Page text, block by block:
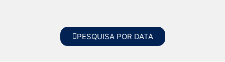
PESQUISA POR DATA